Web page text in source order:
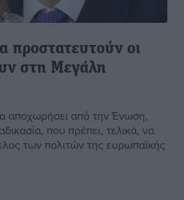
προστατευτούν οι
στη Μεγάλη
αποχωρήσει από την Ένωση,
που πρέπει, τελικά, να
των πολιτών της ευρωπαϊκής